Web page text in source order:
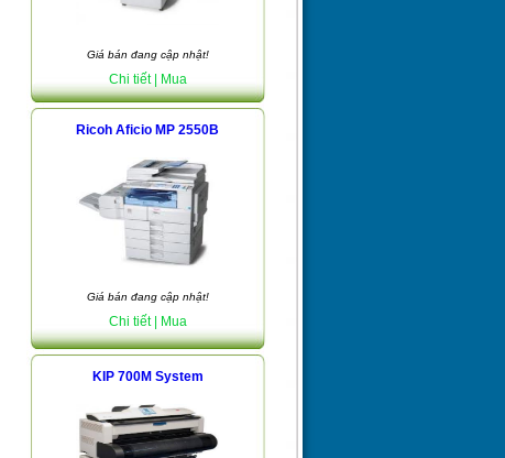
Giá bán đang cập nhật!
Chi tiết | Mua
Ricoh Aficio MP 2550B
Giá bán đang cập nhật!
Chi tiết | Mua
KIP 700M System